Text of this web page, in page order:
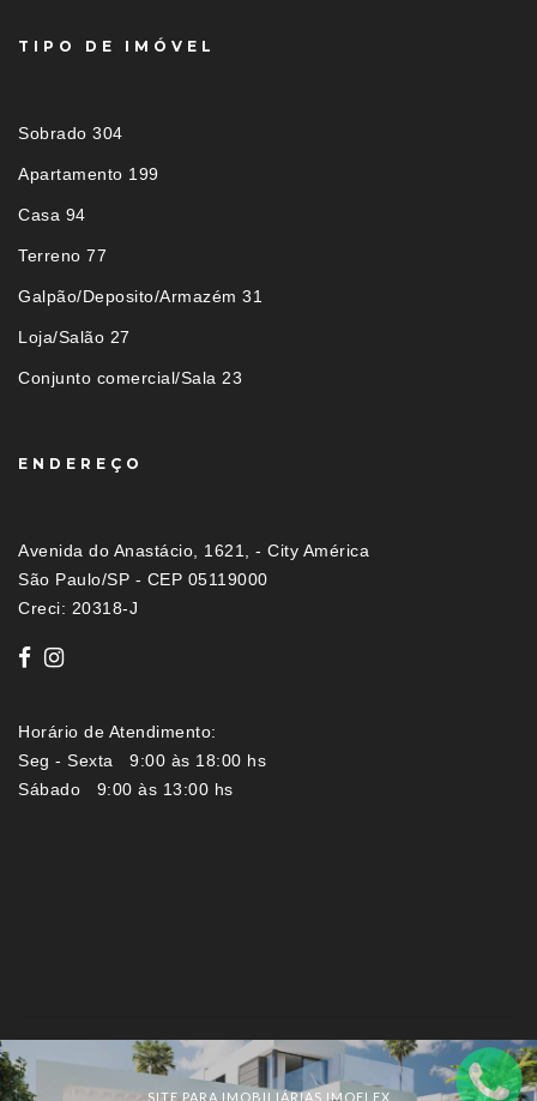
TIPO DE IMÓVEL
Sobrado 304
Apartamento 199
Casa 94
Terreno 77
Galpão/Deposito/Armazém 31
Loja/Salão 27
Conjunto comercial/Sala 23
ENDEREÇO
Avenida do Anastácio, 1621, - City América
São Paulo/SP - CEP 05119000
Creci: 20318-J
Horário de Atendimento:
Seg - Sexta 9:00 às 18:00 hs
Sábado 9:00 às 13:00 hs
SITE PARA IMOBILIÁRIAS IMOFLEX